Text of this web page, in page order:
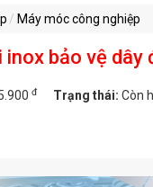
Máy móc công nghiệp
bảo vệ
đ Trạng thái: Còn